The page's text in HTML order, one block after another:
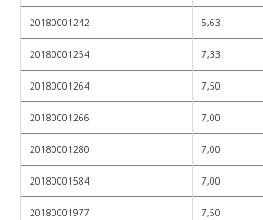
20180001242 5,63
20180001254 7,33
20180001264 7,50
20180001266 7,00
20180001280 7,00
20180001584 7,00
20180001977 7,50